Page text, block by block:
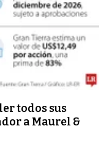
todos sus
a Maurel &